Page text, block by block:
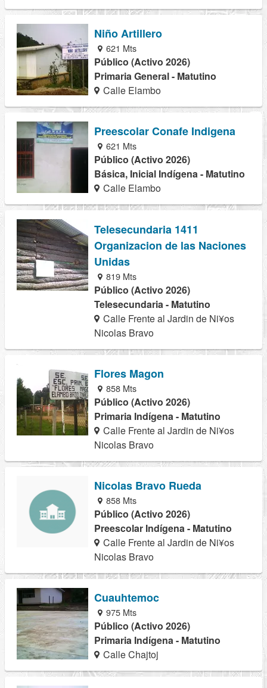
Niño Artillero
621 Mts
Público (Activo 2026)
Primaria General - Matutino
Calle Elambo
Preescolar Conafe Indigena
621 Mts
Público (Activo 2026)
Básica, Inicial Indígena - Matutino
Calle Elambo
Telesecundaria 1411
Organizacion de las Naciones
Unidas
819 Mts
Público (Activo 2026)
Telesecundaria - Matutino
Calle Frente al Jardin de Ni¥os
Nicolas Bravo
Flores Magon
858 Mts
Público (Activo 2026)
Primaria Indígena - Matutino
Calle Frente al Jardin de Ni¥os
Nicolas Bravo
Nicolas Bravo Rueda
858 Mts
Público (Activo 2026)
Preescolar Indígena - Matutino
Calle Frente al Jardin de Ni¥os
Nicolas Bravo
Cuauhtemoc
975 Mts
Público (Activo 2026)
Primaria Indígena - Matutino
Calle Chajtoj